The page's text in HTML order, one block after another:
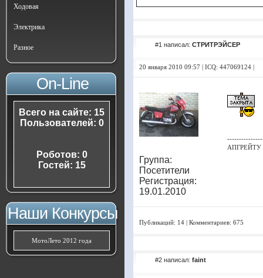
Ходовая
Электрика
Разное
On-Line
Всего на сайте: 15
Пользователей: 0
Роботов: 0
Гостей: 15
Наши Конкурсы
МотоЛето 2012 года
#1 написал: СТРИТРЭЙСЕР
20 января 2010 09:57 | ICQ: 447069124 |
Группа:
Посетители
Регистрация:
19.01.2010
Публикаций: 14 | Комментариев: 675
#2 написал: faint